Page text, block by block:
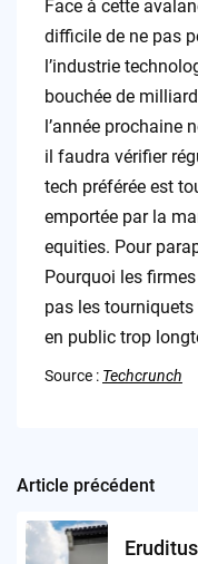
Face à cette
difficile de ne pas
l’industrie
bouchée de
l’année prochaine
il faudra vérifier
tech préférée est
emportée par la
equities. Pour
Pourquoi les
pas les tourniquets
en public trop
Source : Techcrunch
Post
navigation
Article précédent